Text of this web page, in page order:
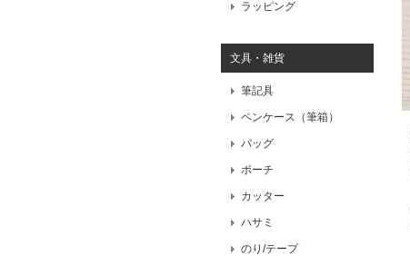
ラッピング
文具・雑貨
筆記具
ペンケース（筆箱）
バッグ
ポーチ
カッター
ハサミ
のり/テープ